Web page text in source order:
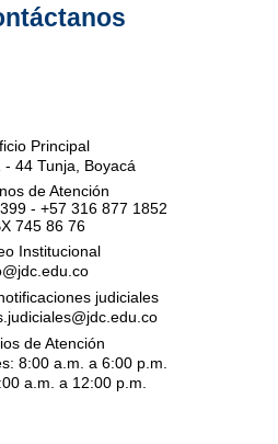
Principal
- 44 Tunja, Boyacá
de Atención
- +57 316 877 1852
745 86 76
Institucional
judiciales
de Atención
8:00 a.m. a 6:00 p.m.
a.m. a 12:00 p.m.